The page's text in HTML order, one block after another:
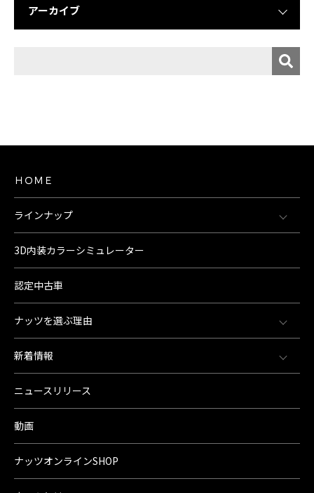
アーカイブ
ＨＯＭＥ
ラインナップ
3D内装カラーシミュレーター
認定中古車
ナッツを選ぶ理由
新着情報
ニュースリリース
動画
ナッツオンラインSHOP